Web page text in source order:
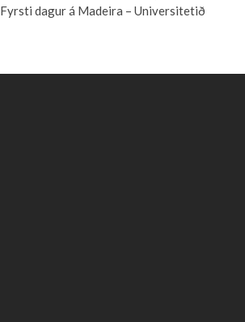
Fyrsti dagur á Madeira – Universitetið